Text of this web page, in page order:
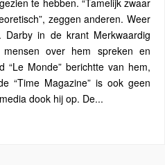
te hebben. “Tamelijk zwaar
zeggen anderen. Weer
in de krant Merkwaardig
over hem spreken en
“Le Monde” berichtte van hem,
“Time Magazine” is ook geen
dook hij op. De...